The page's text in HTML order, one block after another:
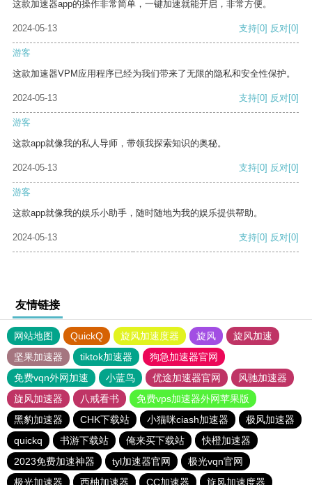
这款加速器app的操作非常简单，一键加速就能开启，非常方便。
2024-05-13 支持[0] 反对[0]
游客
这款加速器VPM应用程序已经为我们带来了无限的隐私和安全性保护。
2024-05-13 支持[0] 反对[0]
游客
这款app就像我的私人导师，带领我探索知识的奥秘。
2024-05-13 支持[0] 反对[0]
游客
这款app就像我的娱乐小助手，随时随地为我的娱乐提供帮助。
2024-05-13 支持[0] 反对[0]
友情链接
网站地图 QuickQ 旋风加速度器 旋风
旋风加速
坚果加速器
tiktok加速器
狗急加速器官网
免费vqn外网加速
小蓝鸟 优途加速器官网
风驰加速器
旋风加速器
八戒看书
免费vps加速器外网苹果版
黑豹加速器
CHK下载站 小猫咪ciash加速器
极风加速器
quickq
书游下载站 俺来买下载站
快橙加速器
2023免费加速神器
tyl加速器官网
极光vqn官网
极光加速器
西柚加速器 CC加速器 旋风加速度器